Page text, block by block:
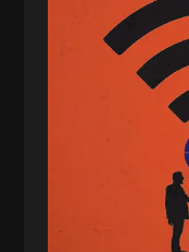
سروش کرمیان،
فائزه فتحی